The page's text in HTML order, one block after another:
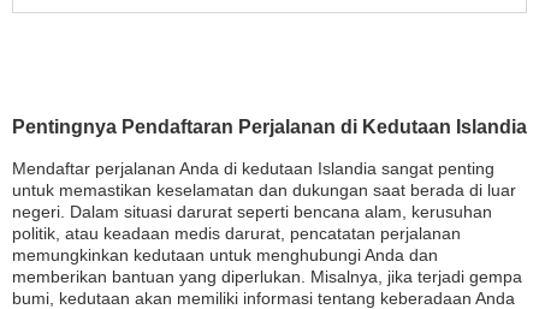
Pentingnya Pendaftaran Perjalanan di Kedutaan Islandia
Mendaftar perjalanan Anda di kedutaan Islandia sangat penting
untuk memastikan keselamatan dan dukungan saat berada di luar
negeri. Dalam situasi darurat seperti bencana alam, kerusuhan
politik, atau keadaan medis darurat, pencatatan perjalanan
memungkinkan kedutaan untuk menghubungi Anda dan
memberikan bantuan yang diperlukan. Misalnya, jika terjadi gempa
bumi, kedutaan akan memiliki informasi tentang keberadaan Anda